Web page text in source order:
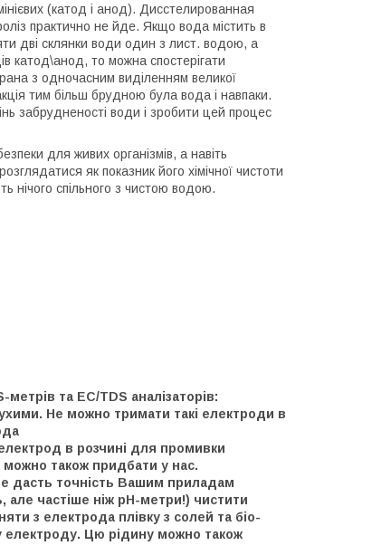
(катод і анод). Дисстелированная
практично не йде. Якщо вода містить в
дві склянки води один з лист. водою, а
катод\анод, то можна спостерігати
з одночасним виділенням великої
тим більш брудною була вода і навпаки.
забрудненості води і зробити цей процес
для живих організмів, а навіть
як показник його хімічної чистоти
нічого спільного з чистою водою.
та EC/TDS аналізаторів:
Не можно тримати такі електроди в
в розчині для промивки
також придбати у нас.
дасть точність Вашим приладам
але частіше ніж рН-метри!) чистити
з електрода плівку з солей та біо-
електроду. Цю рідину можно також